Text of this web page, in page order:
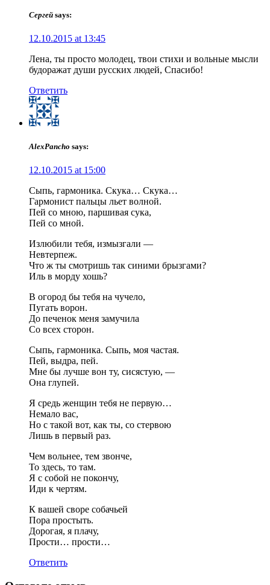
Сергей says:
12.10.2015 at 13:45
Лена, ты просто молодец, твои стихи и вольные мысли
будоражат души русских людей, Спасибо!
Ответить
AlexPancho says:
12.10.2015 at 15:00
Сыпь, гармоника. Скука… Скука…
Гармонист пальцы льет волной.
Пей со мною, паршивая сука,
Пей со мной.
Излюбили тебя, измызгали —
Невтерпеж.
Что ж ты смотришь так синими брызгами?
Иль в морду хошь?
В огород бы тебя на чучело,
Пугать ворон.
До печенок меня замучила
Со всех сторон.
Сыпь, гармоника. Сыпь, моя частая.
Пей, выдра, пей.
Мне бы лучше вон ту, сисястую, —
Она глупей.
Я средь женщин тебя не первую…
Немало вас,
Но с такой вот, как ты, со стервою
Лишь в первый раз.
Чем вольнее, тем звонче,
То здесь, то там.
Я с собой не покончу,
Иди к чертям.
К вашей своре собачьей
Пора простыть.
Дорогая, я плачу,
Прости… прости…
Ответить